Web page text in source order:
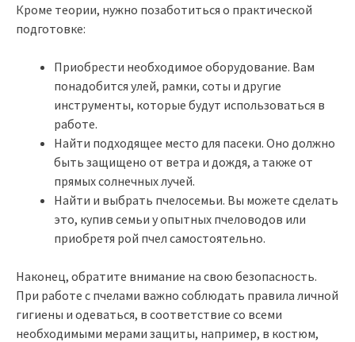
Кроме теории, нужно позаботиться о практической
подготовке:
Приобрести необходимое оборудование. Вам
понадобится улей, рамки, соты и другие
инструменты, которые будут использоваться в
работе.
Найти подходящее место для пасеки. Оно должно
быть защищено от ветра и дождя, а также от
прямых солнечных лучей.
Найти и выбрать пчелосемьи. Вы можете сделать
это, купив семьи у опытных пчеловодов или
приобретя рой пчел самостоятельно.
Наконец, обратите внимание на свою безопасность.
При работе с пчелами важно соблюдать правила личной
гигиены и одеваться, в соответствие со всеми
необходимыми мерами защиты, например, в костюм,